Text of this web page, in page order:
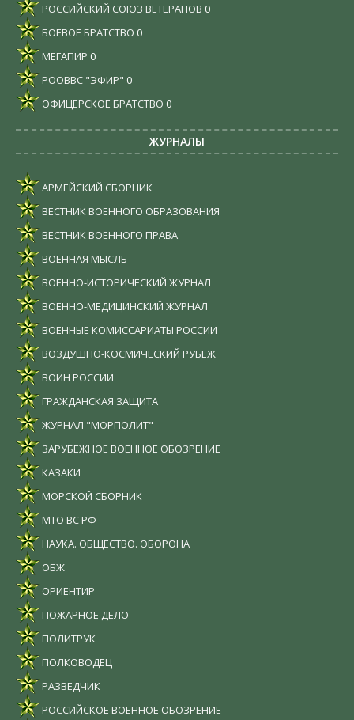
РОССИЙСКИЙ СОЮЗ ВЕТЕРАНОВ 0
БОЕВОЕ БРАТСТВО 0
МЕГАПИР 0
РООВВС "ЭФИР" 0
ОФИЦЕРСКОЕ БРАТСТВО 0
ЖУРНАЛЫ
АРМЕЙСКИЙ СБОРНИК
ВЕСТНИК ВОЕННОГО ОБРАЗОВАНИЯ
ВЕСТНИК ВОЕННОГО ПРАВА
ВОЕННАЯ МЫСЛЬ
ВОЕННО-ИСТОРИЧЕСКИЙ ЖУРНАЛ
ВОЕННО-МЕДИЦИНСКИЙ ЖУРНАЛ
ВОЕННЫЕ КОМИССАРИАТЫ РОССИИ
ВОЗДУШНО-КОСМИЧЕСКИЙ РУБЕЖ
ВОИН РОССИИ
ГРАЖДАНСКАЯ ЗАЩИТА
ЖУРНАЛ "МОРПОЛИТ"
ЗАРУБЕЖНОЕ ВОЕННОЕ ОБОЗРЕНИЕ
КАЗАКИ
МОРСКОЙ СБОРНИК
МТО ВС РФ
НАУКА. ОБЩЕСТВО. ОБОРОНА
ОБЖ
ОРИЕНТИР
ПОЖАРНОЕ ДЕЛО
ПОЛИТРУК
ПОЛКОВОДЕЦ
РАЗВЕДЧИК
РОССИЙСКОЕ ВОЕННОЕ ОБОЗРЕНИЕ